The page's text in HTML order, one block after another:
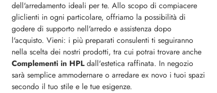
dell'arredamento ideali per te. Allo scopo di compiacere
gliclienti in ogni particolare, offriamo la possibilità di
godere di supporto nell'arredo e assistenza dopo
l'acquisto. Vieni: i più preparati consulenti ti seguiranno
nella scelta dei nostri prodotti, tra cui potrai trovare anche
Complementi in HPLdall'estetica raffinata. In negozio
sarà semplice ammodernare o arredare ex novo i tuoi spazi
secondo il tuo stile e le tue esigenze.